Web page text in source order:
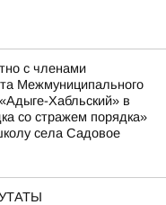
с членами
Межмуниципального
Хабльский» в
со стражем порядка»
села Садовое